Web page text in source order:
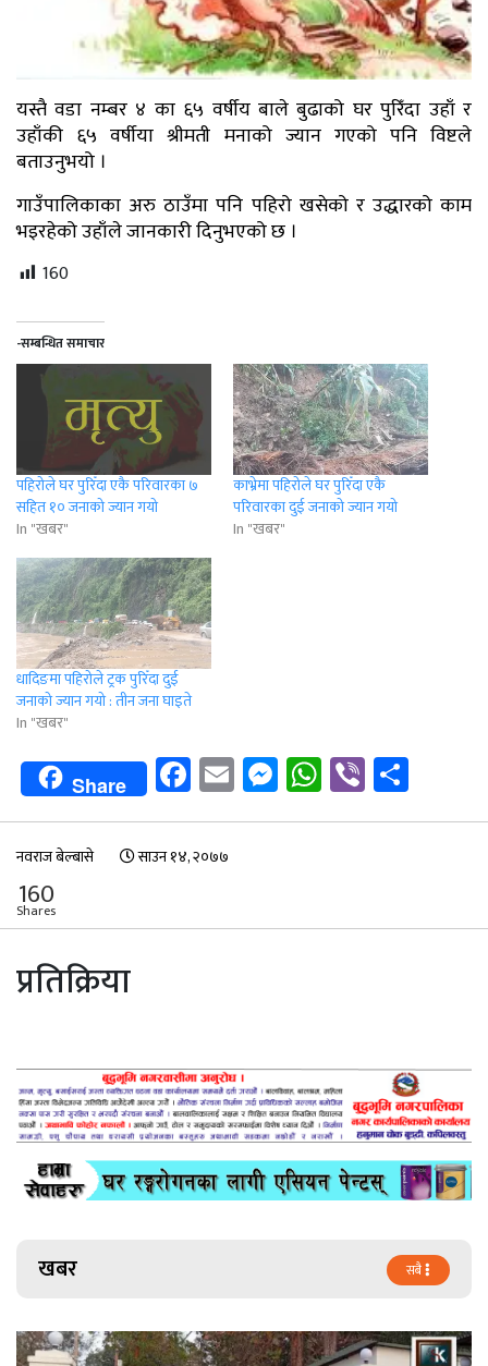
यस्तै वडा नम्बर ४ का ६५ वर्षीय बाले बुढाको घर पुरिँदा उहाँ र
उहाँकी ६५ वर्षीया श्रीमती मनाको ज्यान गएको पनि विष्टले
बताउनुभयो ।
गाउँपालिकाका अरु ठाउँमा पनि पहिरो खसेको र उद्धारको काम
भइरहेको उहाँले जानकारी दिनुभएको छ ।
160
-सम्बन्धित समाचार
पहिरोले घर पुरिँदा एकै परिवारका ७
सहित १० जनाको ज्यान गयो
In "खबर"
काभ्रेमा पहिरोले घर पुरिँदा एकै
परिवारका दुई जनाको ज्यान गयो
In "खबर"
धादिङमा पहिरोले ट्रक पुरिँदा दुई
जनाको ज्यान गयो : तीन जना घाइते
In "खबर"
Share Facebook
EmailMessenger
WhatsApp
Viber
नवराज बेल्बासे साउन १४, २०७७
160
Shares
प्रतिक्रिया
खबर सबै